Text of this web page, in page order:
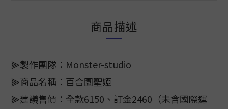
商品描述
⫸製作團隊：Monster-studio
⫸商品名稱：百合園聖婭
⫸建議售價：全款6150、訂金2460（未含國際運